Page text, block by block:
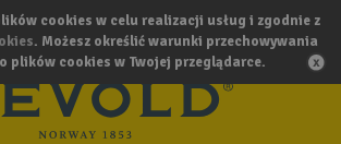
cookies w celu realizacji usług i zgodnie z
. Możesz określić warunki przechowywania
plików cookies w Twojej przeglądarce.